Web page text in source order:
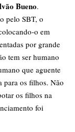
Bueno.
pelo SBT, o
o em
por grande
tem ser humano
que aguente
para os filhos. Não
os filhos na
foi